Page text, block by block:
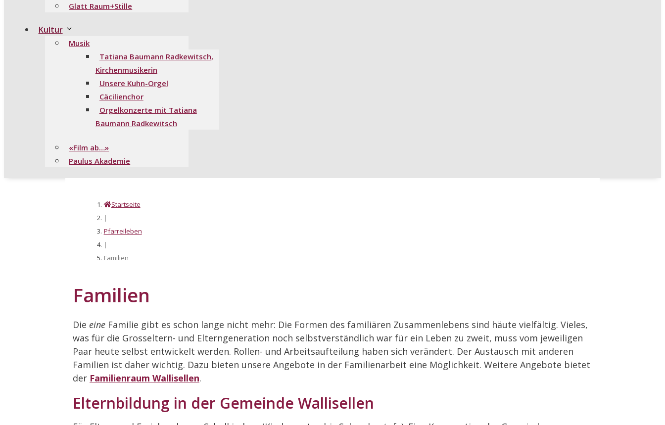
Glatt Raum+Stille
Kultur
Musik
Tatiana Baumann Radkewitsch,
Kirchenmusikerin
Unsere Kuhn-Orgel
Cäcilienchor
Orgelkonzerte mit Tatiana
Baumann Radkewitsch
«Film ab…»
Paulus Akademie
Startseite
|
Pfarreileben
|
Familien
Familien
Die eine Familie gibt es schon lange nicht mehr: Die Formen des familiären Zusammenlebens sind häute vielfältig. Vieles,
was für die Grosseltern- und Elterngeneration noch selbstverständlich war für ein Leben zu zweit, muss vom jeweiligen
Paar heute selbst entwickelt werden. Rollen- und Arbeitsaufteilung haben sich verändert. Der Austausch mit anderen
Familien ist daher wichtig. Dazu bieten unsere Angebote in der Familienarbeit eine Möglichkeit. Weitere Angebote bietet
der Familienraum Wallisellen.
Elternbildung in der Gemeinde Wallisellen